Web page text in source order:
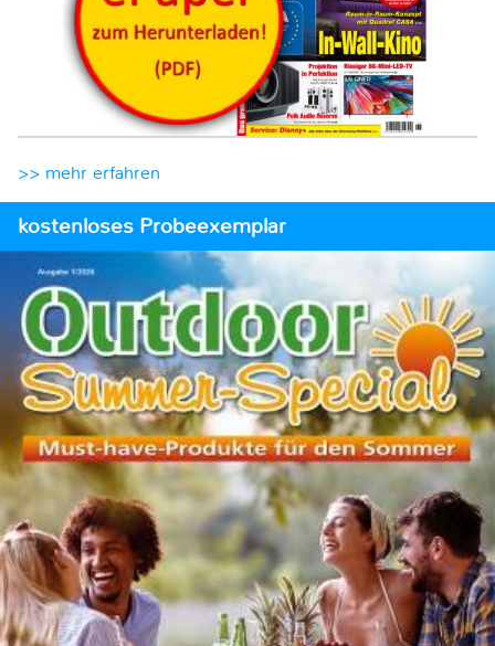
>> mehr erfahren
kostenloses Probeexemplar